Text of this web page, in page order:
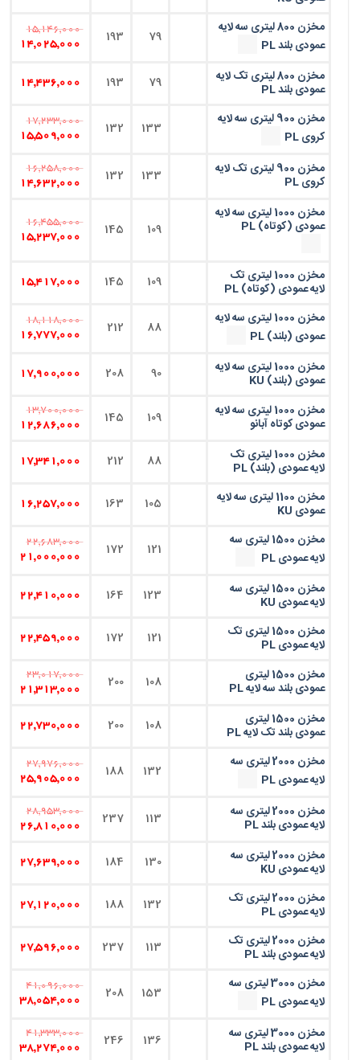
مخزن 800 لیتری سه لایه
عمودی بلند PL
79
193
15,146,000
14,025,000
مخزن 800 لیتری تک لایه
عمودی بلند PL 79
193
14,436,000
مخزن 900 لیتری سه لایه
کروی PL
133
132
17,233,000
15,509,000
مخزن 900 لیتری تک لایه
کروی PL 133
132
16,258,000
14,632,000
مخزن 1000 لیتری سه لایه
عمودی (کوتاه) PL 109
145
16,455,000
15,237,000
مخزن 1000 لیتری تک
لایه عمودی (کوتاه) PL 109
145
15,417,000
مخزن 1000 لیتری سه لایه
عمودی (بلند) PL
88
212
18,118,000
16,777,000
مخزن 1000 لیتری سه لایه
عمودی (بلند) KU 90
208
17,900,000
مخزن 1000 لیتری سه لایه
عمودی کوتاه آبانو 109
145
13,700,000
12,686,000
مخزن 1000 لیتری تک
لایه عمودی (بلند) PL 88
212
17,341,000
مخزن 1100 لیتری سه لایه
عمودی KU 105
163
16,257,000
مخزن 1500 لیتری سه
لایه عمودی PL
121
172
22,683,000
21,000,000
مخزن 1500 لیتری سه
لایه عمودی KU 123
164
22,410,000
مخزن 1500 لیتری تک
لایه عمودی PL 121
172
22,459,000
مخزن 1500 لیتری
عمودی بلند سه لایه PL 108
200
23,017,000
21,313,000
مخزن 1500 لیتری
عمودی بلند تک لایه PL 108
200
22,730,000
مخزن 2000 لیتری سه
لایه عمودی PL
132
188
27,976,000
25,905,000
مخزن 2000 لیتری سه
لایه عمودی بلند PL 113
237
28,953,000
26,810,000
مخزن 2000 لیتری سه
لایه عمودی KU 130
184
27,639,000
مخزن 2000 لیتری تک
لایه عمودی PL 132
188
27,120,000
مخزن 2000 لیتری تک
لایه عمودی بلند PL 113
237
27,596,000
مخزن 3000 لیتری سه
لایه عمودی PL
153
208
41,096,000
38,054,000
مخزن 3000 لیتری سه
لایه عمودی بلند PL 136
246
41,333,000
38,274,000